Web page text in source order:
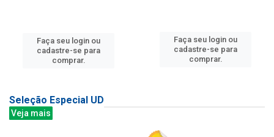
Faça seu login ou
cadastre-se para
comprar.
Faça seu login ou
cadastre-se para
comprar.
Seleção Especial UD
Veja mais